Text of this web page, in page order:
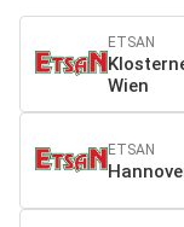
ETSAN
Wien
ETSAN